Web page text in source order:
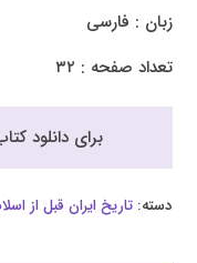
زبان : فارسی
تعداد صفحه : ۳۲
برای دانلود
دسته:تاریخ ایران قبل از